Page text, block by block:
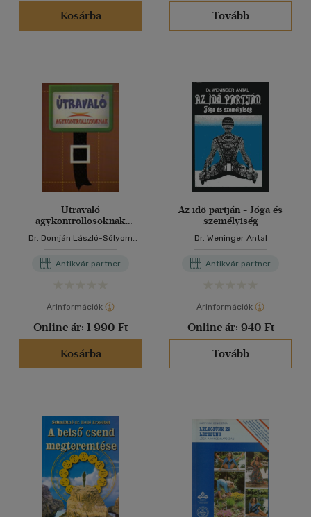
Kosárba
Tovább
Útravaló
agykontrollosoknak
(külföldi és magyar
agykontrollosok tanácsai)
Dr. Domján László-Sólyom
Antikvár partner
Árinformációk
Online ár: 1 990 Ft
Kosárba
Az idő partján - Jóga és
személyiség
Dr. Weninger Antal
Antikvár partner
Árinformációk
Online ár: 940 Ft
Tovább